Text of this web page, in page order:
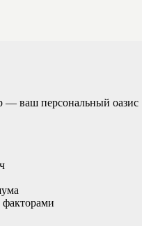
— ваш персональный оазис
факторами